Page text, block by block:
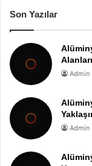
Son Yazılar
Alanları
Admin
Admin